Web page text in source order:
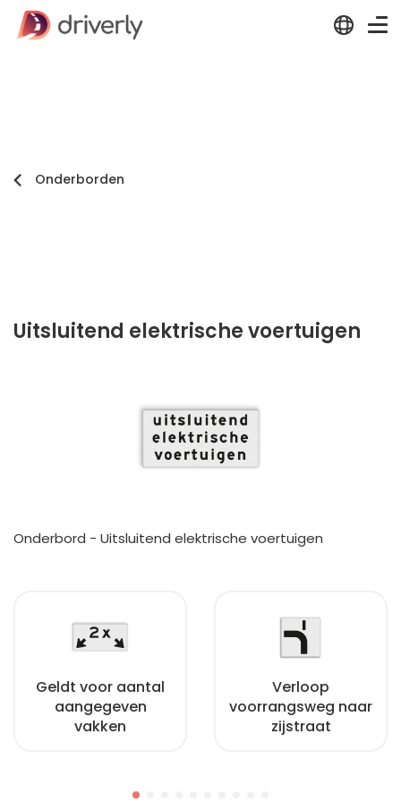
Onderborden
Uitsluitend elektrische voertuigen
Onderbord - Uitsluitend elektrische voertuigen
Geldt voor aantal
aangegeven
vakken
Verloop
voorrangsweg naar
zijstraat